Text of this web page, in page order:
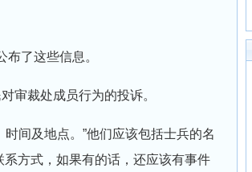
了这些信息。
审裁处成员行为的投诉。
间及地点。”他们应该包括士兵的名
方式，如果有的话，还应该有事件